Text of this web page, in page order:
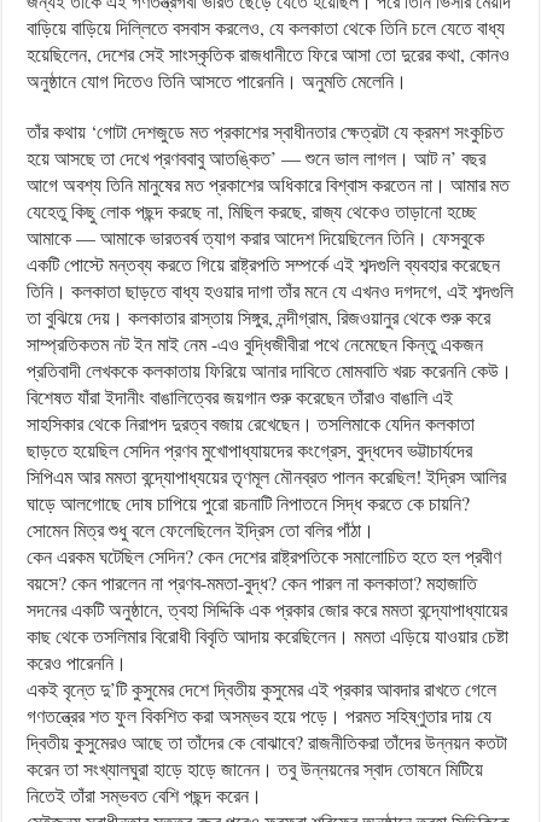
বাড়িয়ে বাড়িয়ে দিল্লিতে বসবাস করলেও, যে কলকাতা থেকে তিনি চলে যেতে বাধ্য
হয়েছিলেন, দেশের সেই সাংস্কৃতিক রাজধানীতে ফিরে আসা তো দুরের কথা, কোনও
অনুষ্ঠানে যোগ দিতেও তিনি আসতে পারেননি। অনুমতি মেলেনি।
তাঁর কথায় ‘গোটা দেশজুডে মত প্রকাশের স্বাধীনতার ক্ষেত্রটা যে ক্রমশ সংকুচিত
হয়ে আসছে তা দেখে প্রণববাবু আতঙ্কিত’ — শুনে ভাল লাগল। আট ন’ বছর
আগে অবশ্য তিনি মানুষের মত প্রকাশের অধিকারে বিশ্বাস করতেন না। আমার মত
যেহেতু কিছু লোক পছন্দ করছে না, মিছিল করছে, রাজ্য থেকেও তাড়ানো হচ্ছে
আমাকে — আমাকে ভারতবর্ষ ত্যাগ করার আদেশ দিয়েছিলেন তিনি। ফেসবুকে
একটি পোস্টে মন্তব্য করতে গিয়ে রাষ্ট্রপতি সম্পর্কে এই শব্দগুলি ব্যবহার করেছেন
তিনি। কলকাতা ছাড়তে বাধ্য হওয়ার দাগা তাঁর মনে যে এখনও দগদগে, এই শব্দগুলি
তা বুঝিয়ে দেয়। কলকাতার রাস্তায় সিঙ্গুর, নন্দীগ্রাম, রিজওয়ানুর থেকে শুরু করে
সাম্প্রতিকতম নট ইন মাই নেম -এও বুদ্ধিজীবীরা পথে নেমেছেন কিন্তু একজন
প্রতিবাদী লেখককে কলকাতায় ফিরিয়ে আনার দাবিতে মোমবাতি খরচ করেননি কেউ।
বিশেষত যাঁরা ইদানীং বাঙালিত্বের জয়গান শুরু করেছেন তাঁরাও বাঙালি এই
সাহসিকার থেকে নিরাপদ দুরত্ব বজায় রেখেছেন। তসলিমাকে যেদিন কলকাতা
ছাড়তে হয়েছিল সেদিন প্রণব মুখোপাধ্যায়দের কংগ্রেস, বুদ্ধদেব ভট্টাচার্যদের
সিপিএম আর মমতা বন্দ্যোপাধ্যয়ের তৃণমূল মৌনব্রত পালন করেছিল! ইদ্রিস আলির
ঘাড়ে আলগোছে দোষ চাপিয়ে পুরো রচনাটি নিপাতনে সিদ্ধ করতে কে চায়নি?
সোমেন মিত্র শুধু বলে ফেলেছিলেন ইদ্রিস তো বলির পাঁঠা।
কেন এরকম ঘটেছিল সেদিন? কেন দেশের রাষ্ট্রপতিকে সমালোচিত হতে হল প্রবীণ
বয়সে? কেন পারলেন না প্রণব-মমতা-বুদ্ধ? কেন পারল না কলকাতা? মহাজাতি
সদনের একটি অনুষ্ঠানে, ত্বহা সিদ্দিকি এক প্রকার জোর করে মমতা বন্দ্যোপাধ্যায়ের
কাছ থেকে তসলিমার বিরোধী বিবৃতি আদায় করেছিলেন। মমতা এড়িয়ে যাওয়ার চেষ্টা
করেও পারেননি।
একই বৃন্তে দু’টি কুসুমের দেশে দ্বিতীয় কুসুমের এই প্রকার আবদার রাখতে গেলে
গণতন্ত্রের শত ফুল বিকশিত করা অসম্ভব হয়ে পড়ে। পরমত সহিষ্ণুতার দায় যে
দ্বিতীয় কুসুমেরও আছে তা তাঁদের কে বোঝাবে? রাজনীতিকরা তাঁদের উন্নয়ন কতটা
করেন তা সংখ্যালঘুরা হাড়ে হাড়ে জানেন। তবু উন্নয়নের স্বাদ তোষনে মিটিয়ে
নিতেই তাঁরা সম্ভবত বেশি পছন্দ করেন।